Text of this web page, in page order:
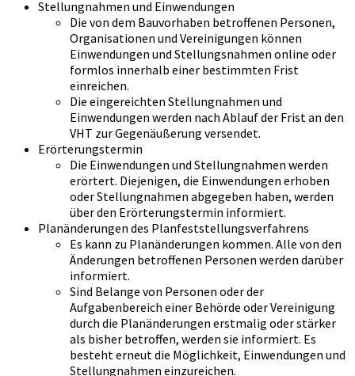
Stellungnahmen und Einwendungen
Die von dem Bauvorhaben betroffenen Personen,
Organisationen und Vereinigungen können
Einwendungen und Stellungsnahmen online oder
formlos innerhalb einer bestimmten Frist
einreichen.
Die eingereichten Stellungnahmen und
Einwendungen werden nach Ablauf der Frist an den
VHT zur Gegenäußerung versendet.
Erörterungstermin
Die Einwendungen und Stellungnahmen werden
erörtert. Diejenigen, die Einwendungen erhoben
oder Stellungnahmen abgegeben haben, werden
über den Erörterungstermin informiert.
Planänderungen des Planfeststellungsverfahrens
Es kann zu Planänderungen kommen. Alle von den
Änderungen betroffenen Personen werden darüber
informiert.
Sind Belange von Personen oder der
Aufgabenbereich einer Behörde oder Vereinigung
durch die Planänderungen erstmalig oder stärker
als bisher betroffen, werden sie informiert. Es
besteht erneut die Möglichkeit, Einwendungen und
Stellungnahmen einzureichen.